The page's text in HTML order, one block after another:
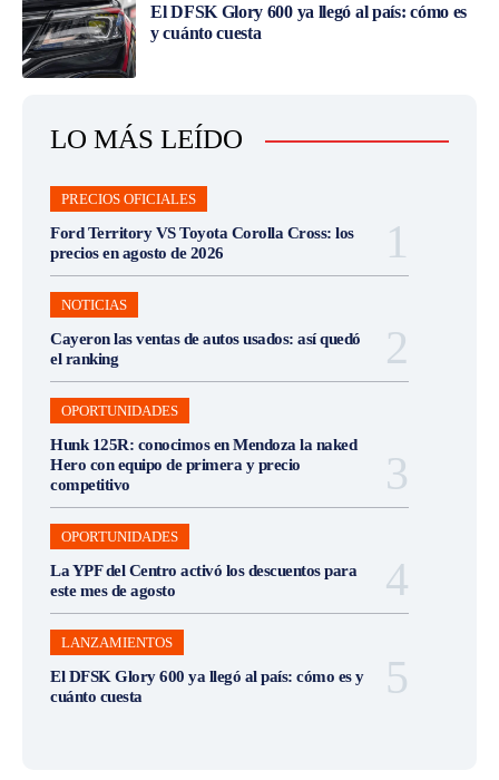
El DFSK Glory 600 ya llegó al país: cómo es
y cuánto cuesta
LO MÁS LEÍDO
PRECIOS OFICIALES
Ford Territory VS Toyota Corolla Cross: los
precios en agosto de 2026
NOTICIAS
Cayeron las ventas de autos usados: así quedó
el ranking
OPORTUNIDADES
Hunk 125R: conocimos en Mendoza la naked
Hero con equipo de primera y precio
competitivo
OPORTUNIDADES
La YPF del Centro activó los descuentos para
este mes de agosto
LANZAMIENTOS
El DFSK Glory 600 ya llegó al país: cómo es y
cuánto cuesta